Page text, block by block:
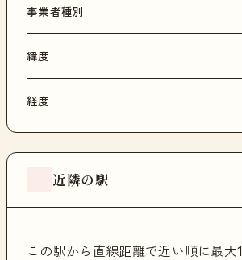
事業者種別
緯度
経度
近隣の駅
この駅から直線距離で近い順に最大